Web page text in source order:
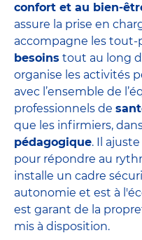
confort et au bien-
assure la prise en
accompagne les
besoins tout au long
organise les activités
avec l’ensemble de
professionnels de
que les infirmiers,
pédagogique. Il
pour répondre au
installe un cadre
autonomie et est à
est garant de la
mis à disposition.